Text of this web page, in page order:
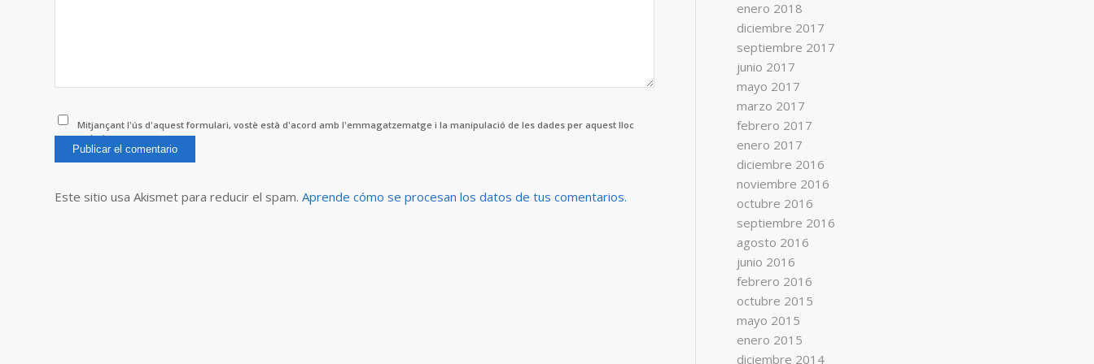
Mitjançant l'ús d'aquest formulari, vostè està d'acord amb l'emmagatzematge i la manipulació de les dades per aquest lloc
web.*
Este sitio usa Akismet para reducir el spam. Aprende cómo se procesan los datos de tus comentarios.
enero 2018
diciembre 2017
septiembre 2017
junio 2017
mayo 2017
marzo 2017
febrero 2017
enero 2017
diciembre 2016
noviembre 2016
octubre 2016
septiembre 2016
agosto 2016
junio 2016
febrero 2016
octubre 2015
mayo 2015
enero 2015
diciembre 2014